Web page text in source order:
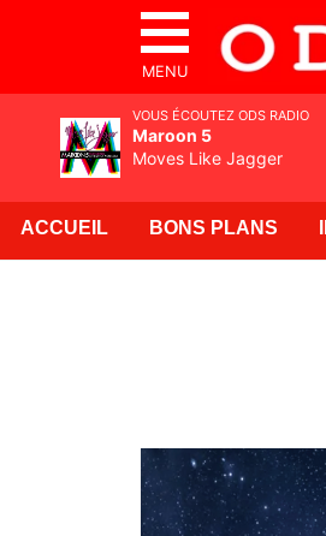
MENU
ACCUEIL BONS PLANS
VOUS ÉCOUTEZ ODS RADIO
Maroon 5
Moves Like Jagger